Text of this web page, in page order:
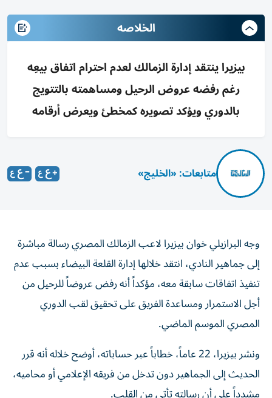
الخلاصه
بيزيرا ينتقد إدارة الزمالك لعدم احترام اتفاق بيعِه
رغم رفضه عروض الرحيل ومساهمته بالتتويج
بالدوري ويؤكد تصويره كمخطئ ويعرض أرقامه
متابعات: «الخليج»
إلى جماهير النادي، انتقد خلالها إدارة القلعة البيضاء بسبب عدم
تنفيذ اتفاقات سابقة معه، مؤكداً أنه رفض عروضاً للرحيل من
أجل الاستمرار ومساعدة الفريق على تحقيق لقب الدوري
المصري الموسم الماضي.
ونشر بيزيرا، 22 عاماً، خطاباً عبر حساباته، أوضح خلاله أنه قرر
الحديث إلى الجماهير دون تدخل من فريقه الإعلامي أو محاميه،
مشدداً على أن رسالته تأتي من القلب.